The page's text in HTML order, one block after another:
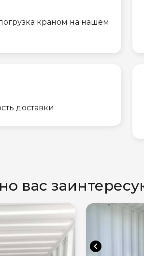
краном на нашем
доставки
вас
chevron_left